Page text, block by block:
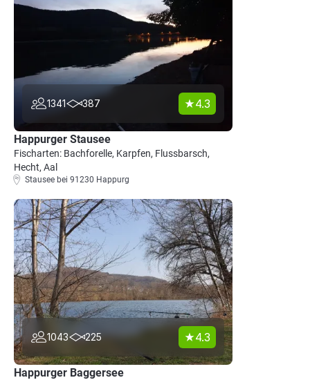
1341 387 4.3
Happurger Stausee
Fischarten: Bachforelle, Karpfen, Flussbarsch,
Hecht, Aal
Stausee bei 91230 Happurg
1043 225 4.3
Happurger Baggersee